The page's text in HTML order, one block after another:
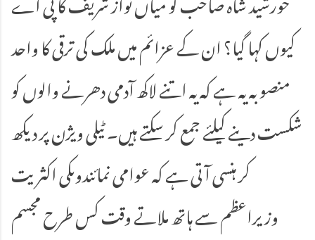
کیوں کہا گیا؟ ان کے عزائم میں ملک کی ترقی کا واحد
منصوبہ یہ ہے کہ یہ اتنے لاکھ آدمی دھرنے والوں کو
شکست دینے کیلئے جمع کر سکتے ہیں۔ ٹیلی ویژن پر دیکھ
کر ہنسی آتی ہے کہ عوامی نمائندوںکی اکثریت
وزیراعظم سے ہاتھ ملاتے وقت کس طرح مجسم